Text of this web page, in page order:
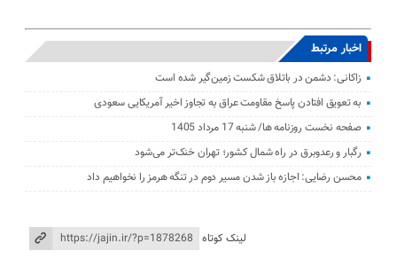
اخبار مرتبط
زاکانی: دشمن در باتلاق شکست زمین‌گیر شده است
به تعویق افتادن پاسخ مقاومت عراق به تجاوز اخیر آمریکایی سعودی
صفحه نخست روزنامه ها/ شنبه 17 مرداد 1405
رگبار و رعدوبرق در راه شمال کشور؛ تهران خنک‌تر می‌شود
محسن رضایی: اجازه باز شدن مسیر دوم در تنگه هرمز را نخواهیم داد
لینک کوتاه